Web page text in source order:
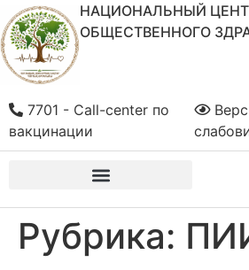
НАЦИОНАЛЬНЫЙ
ОБЩЕСТВЕННОГО
7701 - Call-center по
вакцинации
Рубрика: